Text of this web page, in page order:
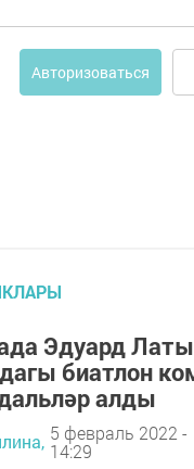
Авторизоваться
Эдуард
биатлон
алды
5 февраль 2022 -
14:29